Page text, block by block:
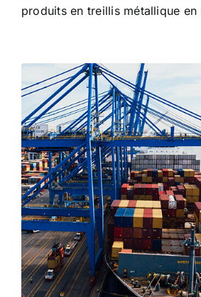
produits en treillis métallique en